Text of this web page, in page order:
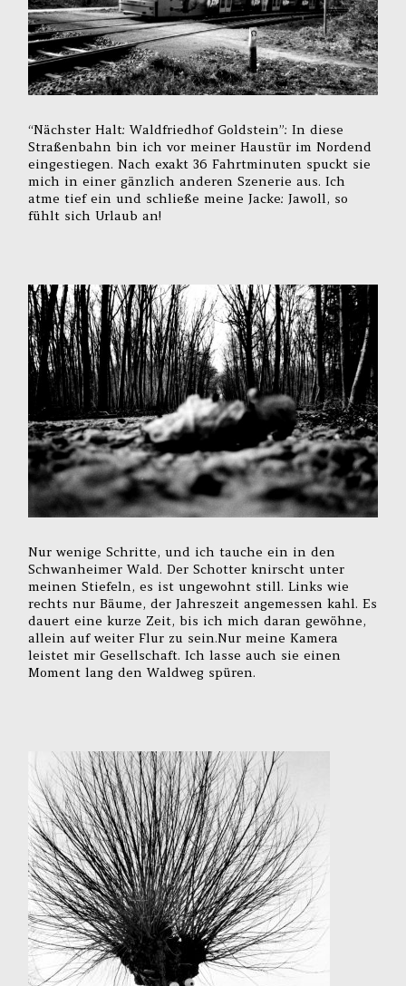
“Nächster Halt: Waldfriedhof Goldstein”: In diese
Straßenbahn bin ich vor meiner Haustür im Nordend
eingestiegen. Nach exakt 36 Fahrtminuten spuckt sie
mich in einer gänzlich anderen Szenerie aus. Ich
atme tief ein und schließe meine Jacke: Jawoll, so
fühlt sich Urlaub an!
Nur wenige Schritte, und ich tauche ein in den
Schwanheimer Wald. Der Schotter knirscht unter
meinen Stiefeln, es ist ungewohnt still. Links wie
rechts nur Bäume, der Jahreszeit angemessen kahl. Es
dauert eine kurze Zeit, bis ich mich daran gewöhne,
allein auf weiter Flur zu sein.Nur meine Kamera
leistet mir Gesellschaft. Ich lasse auch sie einen
Moment lang den Waldweg spüren.